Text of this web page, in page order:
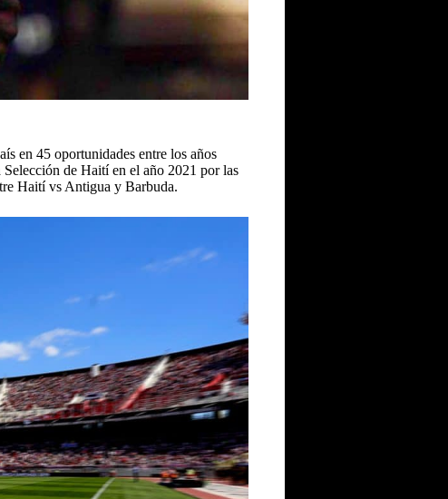
en 45 oportunidades entre los años
de Haití en el año 2021 por las
Haití vs Antigua y Barbuda.